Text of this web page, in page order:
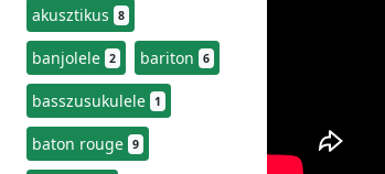
akusztikus 8
banjolele 2 bariton 6
basszusukulele 1
baton rouge 9